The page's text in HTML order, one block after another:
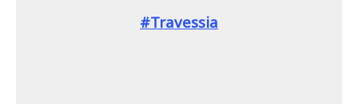
#Travessia